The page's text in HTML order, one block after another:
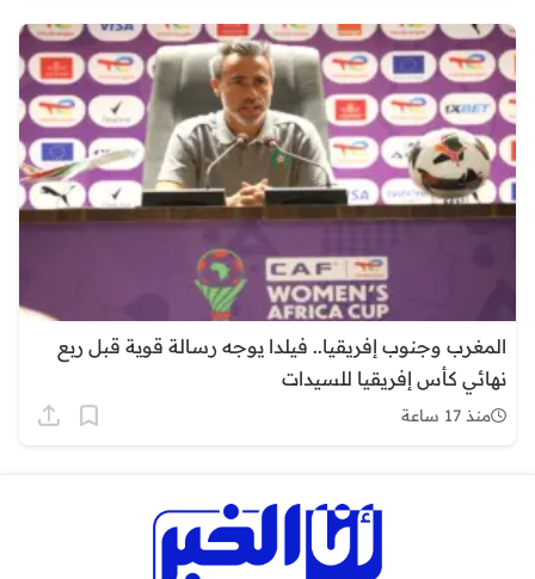
المغرب وجنوب إفريقيا.. فيلدا يوجه رسالة قوية قبل ربع
نهائي كأس إفريقيا للسيدات
منذ 17 ساعة